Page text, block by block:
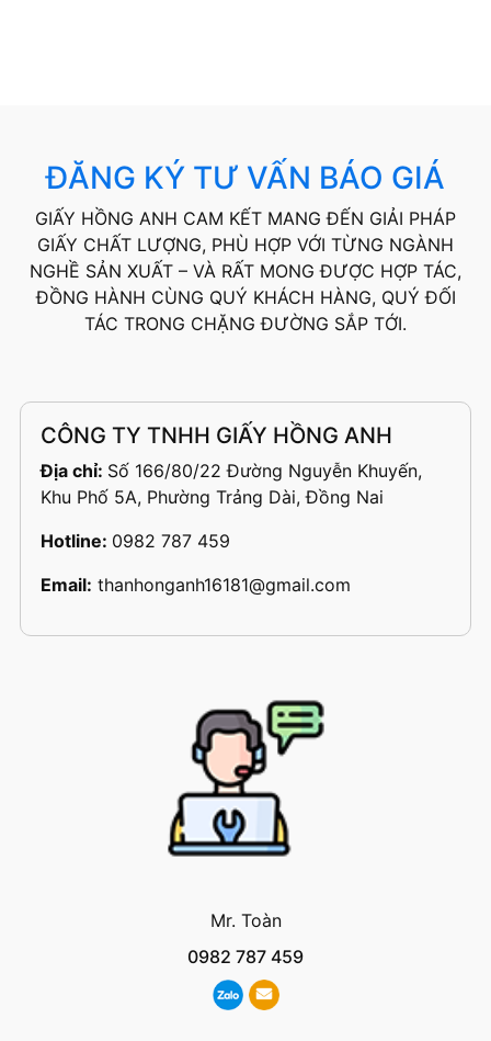
ĐĂNG KÝ TƯ VẤN BÁO GIÁ
GIẤY HỒNG ANH CAM KẾT MANG ĐẾN GIẢI PHÁP
GIẤY CHẤT LƯỢNG, PHÙ HỢP VỚI TỪNG NGÀNH
NGHỀ SẢN XUẤT – VÀ RẤT MONG ĐƯỢC HỢP TÁC,
ĐỒNG HÀNH CÙNG QUÝ KHÁCH HÀNG, QUÝ ĐỐI
TÁC TRONG CHẶNG ĐƯỜNG SẮP TỚI.
CÔNG TY TNHH GIẤY HỒNG ANH
Địa chỉ: Số 166/80/22 Đường Nguyễn Khuyến,
Khu Phố 5A, Phường Trảng Dài, Đồng Nai
Hotline: 0982 787 459
Email: thanhonganh16181@gmail.com
Mr. Toàn
0982 787 459